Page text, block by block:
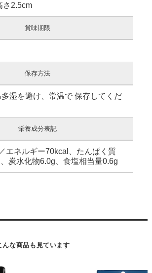
さ2.5cm
賞味期限
保存方法
湿を避け、常温で 保存してくだ
栄養成分表記
エネルギー70kcal、たんぱく質
炭水化物6.0g、食塩相当量0.6g
んな商品も見ています